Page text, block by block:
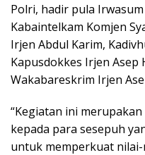
Polri, hadir pula
Kabaintelkam Komjen
Irjen Abdul Karim,
Kapusdokkes Irjen Asep
Wakabareskrim Irjen
“Kegiatan ini
kepada para sesepuh
untuk memperkuat